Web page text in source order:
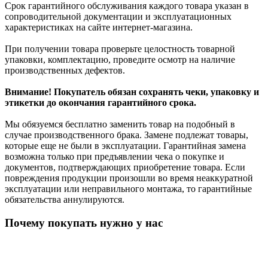
Срок гарантийного обслуживания каждого товара указан в
сопроводительной документации и эксплуатационных
характеристиках на сайте интернет-магазина.
При получении товара проверьте целостность товарной
упаковки, комплектацию, проведите осмотр на наличие
производственных дефектов.
Внимание! Покупатель обязан сохранять чеки, упаковку и
этикетки до окончания гарантийного срока.
Мы обязуемся бесплатно заменить товар на подобный в
случае производственного брака. Замене подлежат товары,
которые еще не были в эксплуатации. Гарантийная замена
возможна только при предъявлении чека о покупке и
документов, подтверждающих приобретение товара. Если
повреждения продукции произошли во время неаккуратной
эксплуатации или неправильного монтажа, то гарантийные
обязательства аннулируются.
Почему покупать нужно у нас